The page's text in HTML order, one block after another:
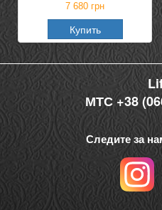
7 680 грн
Купить
МТС +38
Следите за